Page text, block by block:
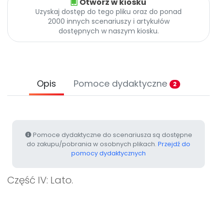
Archiwalne numery
Pomoc
Promocje
Uzyskaj dostęp do tego pliku oraz do ponad
2000 innych scenariuszy i artykułów
dostępnych w naszym kiosku.
Opis Pomoce dydaktyczne 2
Pomoce dydaktyczne do scenariusza są dostępne
do zakupu/pobrania w osobnych plikach. Przejdź do
pomocy dydaktycznych
Część IV: Lato.